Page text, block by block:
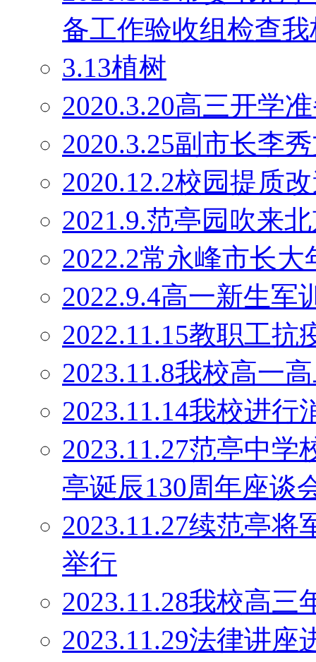
备工作验收组检查我
3.13植树
2020.3.20高三开学
2020.3.25副市长李
2020.12.2校园提质
2021.9.范亭园吹来
2022.2常永峰市长
2022.9.4高一新生军
2022.11.15教职工抗
2023.11.8我校高一
2023.11.14我校进行
2023.11.27范亭中
亭诞辰130周年座谈
2023.11.27续范亭将
举行
2023.11.28我校高
2023.11.29法律讲座